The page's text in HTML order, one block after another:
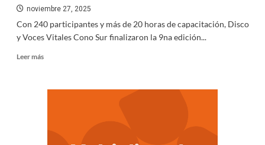
noviembre 27, 2025
Con 240 participantes y más de 20 horas de capacitación, Disco
y Voces Vitales Cono Sur finalizaron la 9na edición...
Leer más